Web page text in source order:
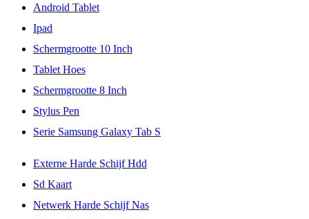
Android Tablet
Ipad
Schermgrootte 10 Inch
Tablet Hoes
Schermgrootte 8 Inch
Stylus Pen
Serie Samsung Galaxy Tab S
Externe Harde Schijf Hdd
Sd Kaart
Netwerk Harde Schijf Nas